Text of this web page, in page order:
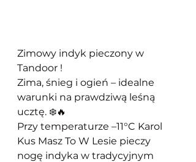
Zimowy indyk pieczony w
Tandoor !
Zima, śnieg i ogień – idealne
warunki na prawdziwą leśną
ucztę. ❄️🔥
Przy temperaturze –11°C Karol
Kus Masz To W Lesie pieczy
nogę indyka w tradycyjnym